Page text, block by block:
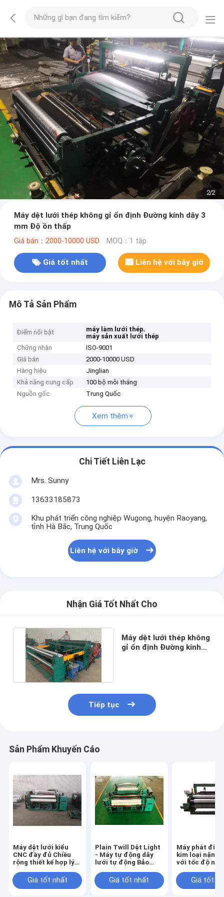
2/2
Máy dệt lưới thép không gỉ ổn định Đường kính dây 3
mm Độ ồn thấp
Giá bán：2000-10000 USD MOQ：1 tập
Giá tốt nhất Liên hệ với bây giờ
Mô Tả Sản Phẩm
Điểm nổi bật máy làm lưới thép,
máy sản xuất lưới thép
Chứng nhận
ISO-9001
Giá bán
2000-10000 USD
Hàng hiệu
Jinglian
Khả năng cung cấp
100 bộ mỗi tháng
Nguồn gốc
Trung Quốc
Xem thêm
Chi Tiết Liên Lạc
Mrs. Sunny
13633185873
Khu phát triển công nghiệp Wugong, huyện Raoyang,
tỉnh Hà Bắc, Trung Quốc
Liên hệ với bây giờ
Nhận Giá Tốt Nhất Cho
Máy dệt lưới thép không
gỉ ổn định Đường kính
Tiếp tục
Sản Phẩm Khuyến Cáo
Máy dệt lưới kiểu
CNC đầy đủ Chiều
rộng thiết kế hợp lý
Giá tốt nhất
Plain Twill Dệt Light
- Máy tự động dây
lưới tự động Bảo
Giá tốt nhất
Máy phát điện
kim loại nặng
với tốc độ
Giá tốt